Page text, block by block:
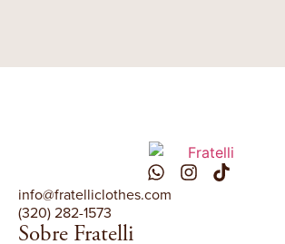
info@fratelliclothes.com
(320) 282-1573
Sobre Fratelli